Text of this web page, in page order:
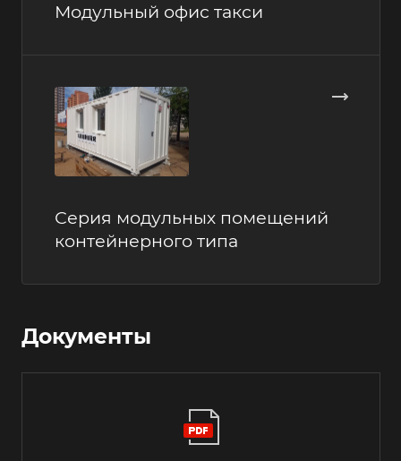
Модульный офис такси
Серия модульных помещений
контейнерного типа
Документы